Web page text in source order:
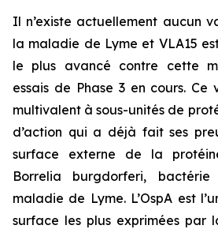
Il n’existe actuellement aucun
la maladie de Lyme et VLA15
le plus avancé contre cette
essais de Phase 3 en cours. Ce
multivalent à sous-unités de
d’action qui a déjà fait ses
surface externe de la
Borrelia burgdorferi,
maladie de Lyme. L’OspA est
surface les plus exprimées par